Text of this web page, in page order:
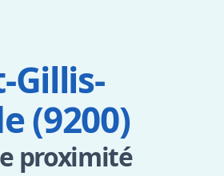
Gillis-
(9200)
proximité